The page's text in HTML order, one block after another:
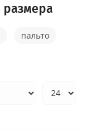
пальто